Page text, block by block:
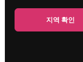
지역 확인